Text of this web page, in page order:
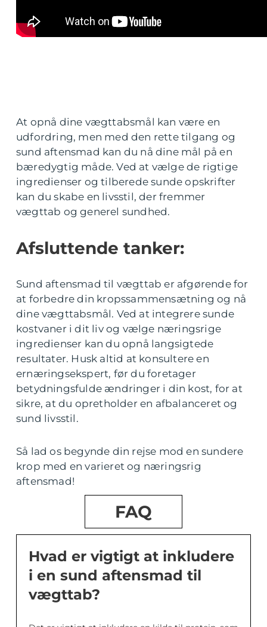
At opnå dine vægttabsmål kan være en
udfordring, men med den rette tilgang og
sund aftensmad kan du nå dine mål på en
bæredygtig måde. Ved at vælge de rigtige
ingredienser og tilberede sunde opskrifter
kan du skabe en livsstil, der fremmer
vægttab og generel sundhed.
Afsluttende tanker:
Sund aftensmad til vægttab er afgørende for
at forbedre din kropssammensætning og nå
dine vægttabsmål. Ved at integrere sunde
kostvaner i dit liv og vælge næringsrige
ingredienser kan du opnå langsigtede
resultater. Husk altid at konsultere en
ernæringsekspert, før du foretager
betydningsfulde ændringer i din kost, for at
sikre, at du opretholder en afbalanceret og
sund livsstil.
Så lad os begynde din rejse mod en sundere
krop med en varieret og næringsrig
aftensmad!
FAQ
Hvad er vigtigt at inkludere
i en sund aftensmad til
vægttab?